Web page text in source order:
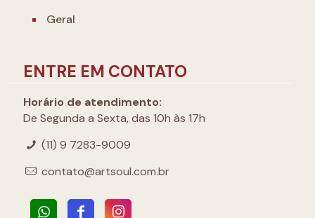
Geral
ENTRE EM CONTATO
Horário de atendimento:
De Segunda a Sexta, das 10h às 17h
(11) 9 7283-9009
contato@artsoul.com.br